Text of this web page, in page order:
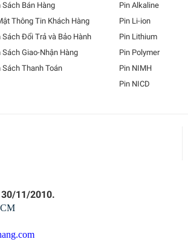
Sách Bán Hàng
Thông Tin Khách Hàng
Sách Đổi Trả và Bảo Hành
Sách Giao-Nhận Hàng
Sách Thanh Toán
Pin Alkaline
Pin Li-ion
Pin Lithium
Pin Polymer
Pin NIMH
Pin NICD
30/11/2010.